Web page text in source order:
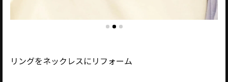
リングをネックレスにリフォーム